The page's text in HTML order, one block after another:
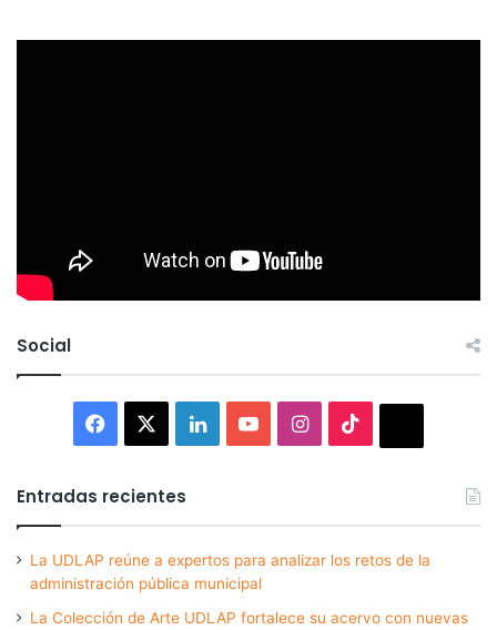
Social
Facebook LinkedInYouTubeInstagram
Entradas recientes
La UDLAP reúne a expertos para analizar los retos de la
administración pública municipal
La Colección de Arte UDLAP fortalece su acervo con nuevas